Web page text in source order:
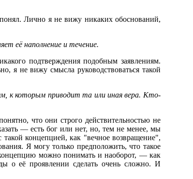
Лично я не вижу никаких обоснований,
её наполнение и течение.
подтверждения подобным заявлениям.
я не вижу смысла руководствоваться такой
к которым приводит та или иная вера. Кто-
что они строго действительностью не
— есть бог или нет, но, тем не менее, мы
концепцией, как "вечное возвращение",
Я могу только предположить, что такое
можно понимать и наоборот, — как
о её проявлении сделать очень сложно. И